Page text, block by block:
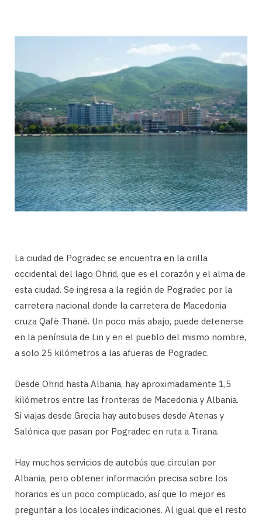
La ciudad de Pogradec se encuentra en la orilla
occidental del lago Ohrid, que es el corazón y el alma de
esta ciudad. Se ingresa a la región de Pogradec por la
carretera nacional donde la carretera de Macedonia
cruza Qafë Thanë. Un poco más abajo, puede detenerse
en la península de Lin y en el pueblo del mismo nombre,
a solo 25 kilómetros a las afueras de Pogradec.
Desde Ohrid hasta Albania, hay aproximadamente 1,5
kilómetros entre las fronteras de Macedonia y Albania.
Si viajas desde Grecia hay autobuses desde Atenas y
Salónica que pasan por Pogradec en ruta a Tirana.
Hay muchos servicios de autobús que circulan por
Albania, pero obtener información precisa sobre los
horarios es un poco complicado, así que lo mejor es
preguntar a los locales indicaciones. Al igual que el resto